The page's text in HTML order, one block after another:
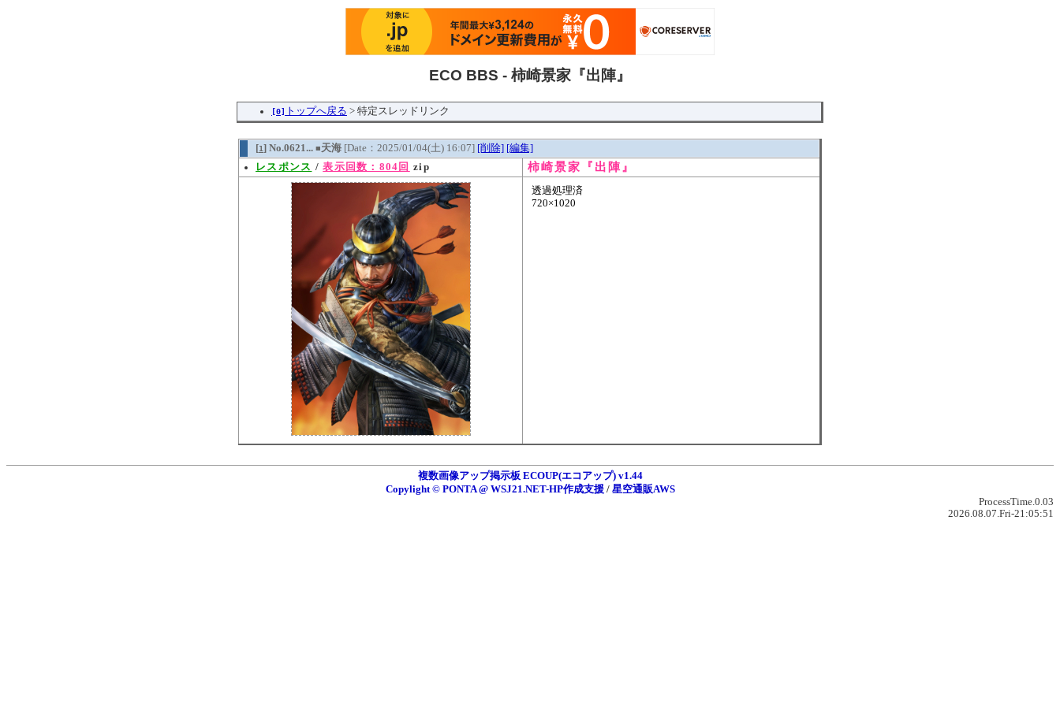
ECO BBS - 柿崎景家『出陣』
[0] トップへ戻る > 特定スレッドリンク
[1] No.0621... ■天海 [Date：2025/01/04(土) 16:07] [削除] [編集]
レスポンス /表示回数：804回 zip 柿崎景家『出陣』
透過処理済
720×1020
複数画像アップ掲示板 ECOUP(エコアップ) v1.44
Copylight © PONTA @ WSJ21.NET-HP作成支援/ 星空通販AWS
ProcessTime.0.03
2026.08.07.Fri-21:05:51